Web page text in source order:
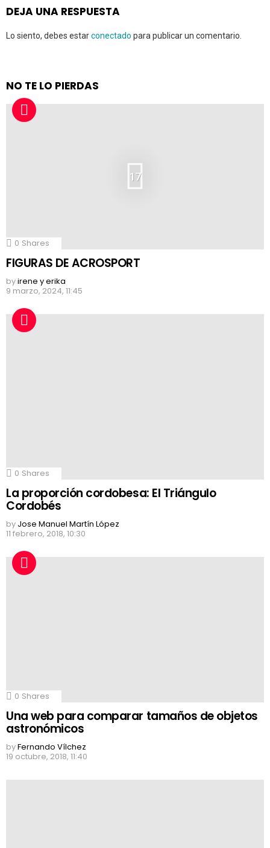
DEJA UNA RESPUESTA
Lo siento, debes estarconectado para publicar un comentario.
NO TE LO PIERDAS
17
0 Shares
FIGURAS DE ACROSPORT
byirene y erika
9 marzo, 2024, 11:45
0 Shares
La proporción cordobesa: El Triángulo
Cordobés
by Jose Manuel Martín López
11 febrero, 2018, 10:30
0 Shares
Una web para comparar tamaños de objetos
astronómicos
byFernando Vílchez
19 octubre, 2018, 11:40